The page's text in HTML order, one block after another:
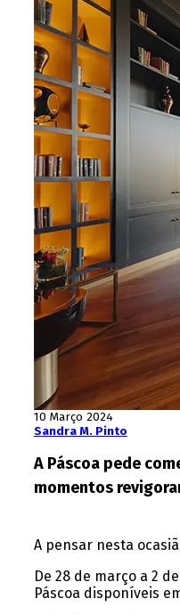
10 Março 2024
Sandra M. Pinto
A Páscoa pede
momentos
A pensar nesta
De 28 de março a 2
Páscoa disponíveis